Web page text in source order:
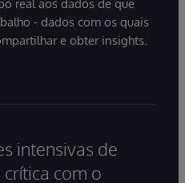
real aos dados de que
- dados com os quais
e obter insights.
intensivas de
com o